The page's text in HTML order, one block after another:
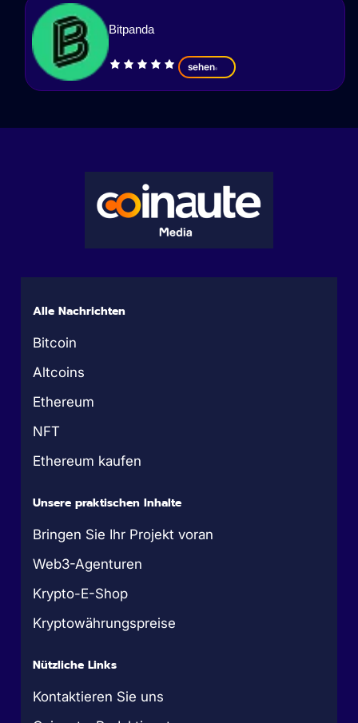
Bitpanda
sehen
Alle Nachrichten
Bitcoin
Altcoins
Ethereum
NFT
Ethereum kaufen
Unsere praktischen Inhalte
Bringen Sie Ihr Projekt voran
Web3-Agenturen
Krypto-E-Shop
Kryptowährungspreise
Nützliche Links
Kontaktieren Sie uns